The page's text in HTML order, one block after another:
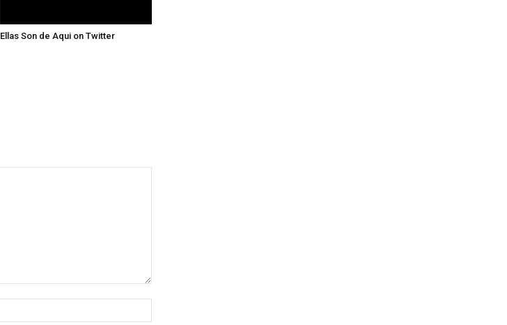
Ellas Son de Aqui on Twitter